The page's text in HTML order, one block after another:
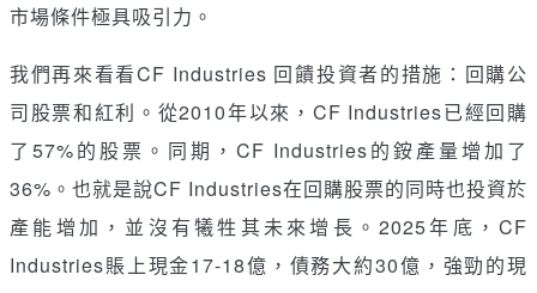
市場條件極具吸引力。
我們再來看看CF Industries 回饋投資者的措施：回購公
司股票和紅利。從2010年以來，CF Industries已經回購
了57%的股票。同期，CF Industries的銨產量增加了
36%。也就是說CF Industries在回購股票的同時也投資於
產能增加，並沒有犧牲其未來增長。2025年底，CF
Industries賬上現金17-18億，債務大約30億，強勁的現